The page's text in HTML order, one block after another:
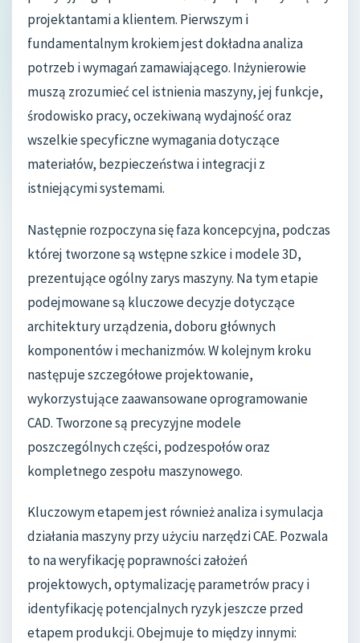
projektantami a klientem. Pierwszym i
fundamentalnym krokiem jest dokładna analiza
potrzeb i wymagań zamawiającego. Inżynierowie
muszą zrozumieć cel istnienia maszyny, jej funkcje,
środowisko pracy, oczekiwaną wydajność oraz
wszelkie specyficzne wymagania dotyczące
materiałów, bezpieczeństwa i integracji z
istniejącymi systemami.
Następnie rozpoczyna się faza koncepcyjna, podczas
której tworzone są wstępne szkice i modele 3D,
prezentujące ogólny zarys maszyny. Na tym etapie
podejmowane są kluczowe decyzje dotyczące
architektury urządzenia, doboru głównych
komponentów i mechanizmów. W kolejnym kroku
następuje szczegółowe projektowanie,
wykorzystujące zaawansowane oprogramowanie
CAD. Tworzone są precyzyjne modele
poszczególnych części, podzespołów oraz
kompletnego zespołu maszynowego.
Kluczowym etapem jest również analiza i symulacja
działania maszyny przy użyciu narzędzi CAE. Pozwala
to na weryfikację poprawności założeń
projektowych, optymalizację parametrów pracy i
identyfikację potencjalnych ryzyk jeszcze przed
etapem produkcji. Obejmuje to między innymi: